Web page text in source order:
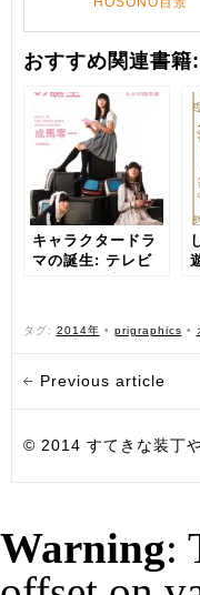
おすすめ関連書籍:
キャラクタードラ
マの誕生: テレビ
タグ: 2014年 • prigraphics •
Previous article
© 2014 すてきな装丁
Warning: